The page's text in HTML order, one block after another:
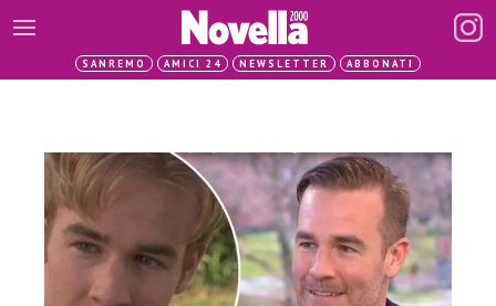
SANREMO AMICI 24 NEWSLETTER ABBONATI